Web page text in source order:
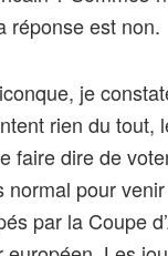
réponse est non.
je
rien du
faire dire de
pour
par la Coupe